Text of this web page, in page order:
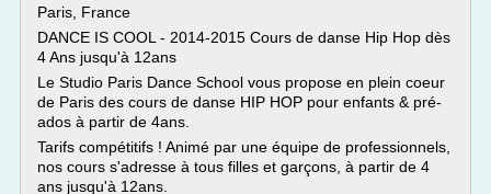
Paris, France
DANCE IS COOL - 2014-2015 Cours de danse Hip Hop dès
4 Ans jusqu'à 12ans
Le Studio Paris Dance School vous propose en plein coeur
de Paris des cours de danse HIP HOP pour enfants & pré-
ados à partir de 4ans.
Tarifs compétitifs ! Animé par une équipe de professionnels,
nos cours s'adresse à tous filles et garçons, à partir de 4
ans jusqu'à 12ans.